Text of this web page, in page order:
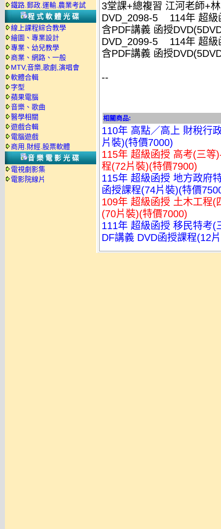
鐵路.郵政.運輸.農業考試
程式軟體光碟
線上課程綜合教學
繪圖、專業設計
專業、幼兒教學
商業、網路、一般
MTV,音樂,歌劇,演唱會
軟體合輯
字型
蘋果電腦
音樂、歌曲
醫學相關
遊戲合輯
電腦遊戲
商用.財經.股票軟體
音樂電影光碟
電視劇影集
電影院線片
3堂課+總複習 江河老師+
DVD_2098-5 114年 超級
含PDF講義 函授
DVD_2099-5 114年 超級
含PDF講義 函授
--
相關商品:
110年 高點／高上 財稅行
片裝)(特價7000)
115年 超級函授 高考(三等
程(72片裝)(特價7900)
115年 超級函授 地方政府
函授課程(74片裝)(特價
109年 超級函授 土木工程(
(70片裝)(特價7000)
111年 超級函授 移民特考
DF講義 DVD函授課程(12